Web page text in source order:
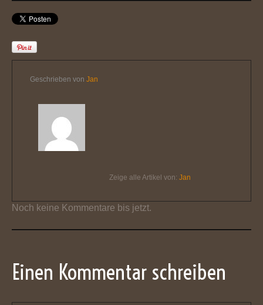
Geschrieben von Jan
Zeige alle Artikel von: Jan
Noch keine Kommentare bis jetzt.
Einen Kommentar schreiben